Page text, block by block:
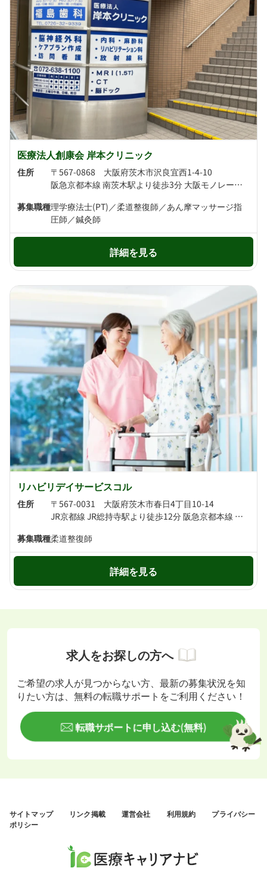
医療法人創康会 岸本クリニック
住所
〒567-0868 大阪府茨木市沢良宜西1-4-10
阪急京都本線 南茨木駅より徒歩3分 大阪モノレール 南茨木駅より徒歩4分
募集職種理学療法士(PT)／柔道整復師／あん摩マッサージ指
圧師／鍼灸師
詳細を見る
リハビリデイサービスコル
住所
〒567-0031 大阪府茨木市春日4丁目10-14
JR京都線 JR総持寺駅より徒歩12分 阪急京都本線 茨木市駅より徒歩13分
募集職種柔道整復師
詳細を見る
求人をお探しの方へ
ご希望の求人が見つからない方、最新の募集状況を知
りたい方は、無料の転職サポートをご利用ください！
転職サポートに申し込む(無料)
サイトマップ リンク掲載 運営会社 利用規約
プライバシー
ポリシー